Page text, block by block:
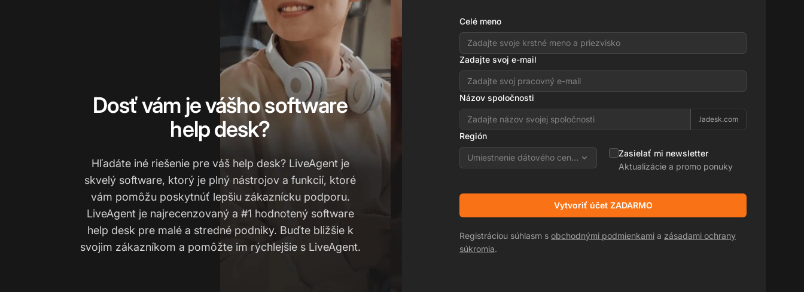
Dosť vám je vášho software
help desk?
Hľadáte iné riešenie pre váš help desk? LiveAgent je
skvelý software, ktorý je plný nástrojov a funkcií, ktoré
vám pomôžu poskytnúť lepšiu zákaznícku podporu.
LiveAgent je najrecenzovaný a #1 hodnotený software
help desk pre malé a stredné podniky. Buďte bližšie k
svojim zákazníkom a pomôžte im rýchlejšie s LiveAgent.
Celé meno
Zadajte svoj e-mail
Názov spoločnosti
.ladesk.com
Región
Umiestnenie dátového centra
Zasielať mi newsletter
Aktualizácie a promo ponuky
Vytvoriť účet ZADARMO
Registráciou súhlasm s obchodnými podmienkami a zásadami ochrany
súkromia.